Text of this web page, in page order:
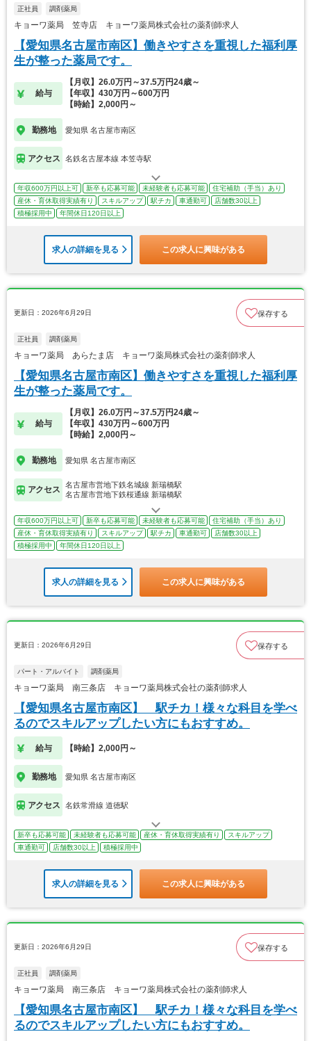
正社員 調剤薬局
キョーワ薬局 笠寺店 キョーワ薬局株式会社の薬剤師求人
【愛知県名古屋市南区】働きやすさを重視した福利厚
生が整った薬局です。
給与
【月収】26.0万円～37.5万円24歳～
【年収】430万円～600万円
【時給】2,000円～
勤務地 愛知県 名古屋市南区
アクセス 名鉄名古屋本線 本笠寺駅
年収600万円以上可 新卒も応募可能 未経験者も応募可能
住宅補助（手当）あり
産休・育休取得実績有り
スキルアップ 駅チカ 車通勤可
店舗数30以上
積極採用中
年間休日120日以上
求人の詳細を見る この求人に興味がある
更新日：2026年6月29日 保存する
正社員 調剤薬局
キョーワ薬局 あらたま店 キョーワ薬局株式会社の薬剤師求人
【愛知県名古屋市南区】働きやすさを重視した福利厚
生が整った薬局です。
給与
【月収】26.0万円～37.5万円24歳～
【年収】430万円～600万円
【時給】2,000円～
勤務地 愛知県 名古屋市南区
アクセス
名古屋市営地下鉄名城線 新瑞橋駅
名古屋市営地下鉄桜通線 新瑞橋駅
年収600万円以上可 新卒も応募可能 未経験者も応募可能
住宅補助（手当）あり
産休・育休取得実績有り
スキルアップ 駅チカ 車通勤可
店舗数30以上
積極採用中
年間休日120日以上
求人の詳細を見る この求人に興味がある
更新日：2026年6月29日 保存する
パート・アルバイト 調剤薬局
キョーワ薬局 南三条店 キョーワ薬局株式会社の薬剤師求人
【愛知県名古屋市南区】 駅チカ！様々な科目を学べ
るのでスキルアップしたい方にもおすすめ。
給与 【時給】2,000円～
勤務地 愛知県 名古屋市南区
アクセス 名鉄常滑線 道徳駅
新卒も応募可能 未経験者も応募可能 産休・育休取得実績有り
スキルアップ
車通勤可
店舗数30以上 積極採用中
求人の詳細を見る この求人に興味がある
更新日：2026年6月29日 保存する
正社員 調剤薬局
キョーワ薬局 南三条店 キョーワ薬局株式会社の薬剤師求人
【愛知県名古屋市南区】 駅チカ！様々な科目を学べ
るのでスキルアップしたい方にもおすすめ。